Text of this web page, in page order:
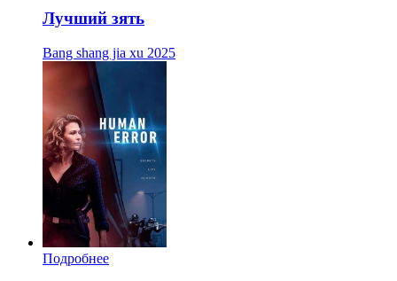
Лучший зять
Bang shang jia xu 2025
Подробнее